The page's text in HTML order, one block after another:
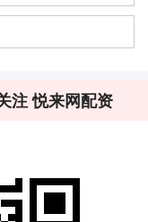
注 悦来网配资